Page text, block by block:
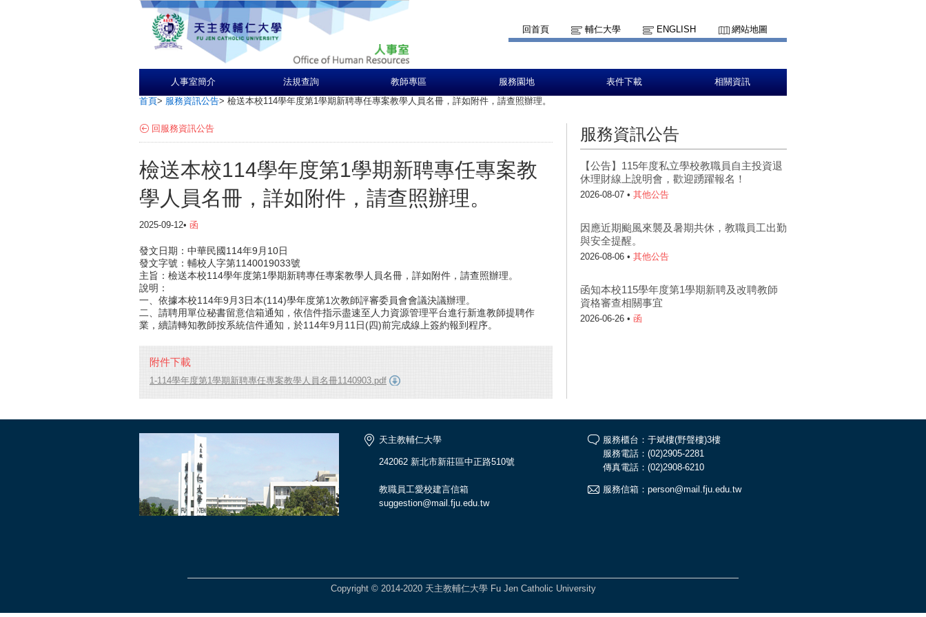
回首頁 輔仁大學 ENGLISH 網站地圖
人事室簡介 法規查詢 教師專區 服務園地 表件下載 相關資訊
首頁> 服務資訊公告> 檢送本校114學年度第1學期新聘專任專案教學人員名冊，詳如附件，請查照辦理。
回服務資訊公告
檢送本校114學年度第1學期新聘專任專案教
學人員名冊，詳如附件，請查照辦理。
2025-09-12• 函
發文日期：中華民國114年9月10日
發文字號：輔校人字第1140019033號
主旨：檢送本校114學年度第1學期新聘專任專案教學人員名冊，詳如附件，請查照辦理。
說明：
一、依據本校114年9月3日本(114)學年度第1次教師評審委員會會議決議辦理。
二、請聘用單位秘書留意信箱通知，依信件指示盡速至人力資源管理平台進行新進教師提聘作
業，續請轉知教師按系統信件通知，於114年9月11日(四)前完成線上簽約報到程序。
附件下載
1-114學年度第1學期新聘專任專案教學人員名冊1140903.pdf
服務資訊公告
【公告】115年度私立學校教職員自主投資退
休理財線上說明會，歡迎踴躍報名！
2026-08-07 • 其他公告
因應近期颱風來襲及暑期共休，教職員工出勤
與安全提醒。
2026-08-06 • 其他公告
函知本校115學年度第1學期新聘及改聘教師
資格審查相關事宜
2026-06-26 • 函
天主教輔仁大學
242062 新北市新莊區中正路510號
教職員工愛校建言信箱
suggestion@mail.fju.edu.tw
服務櫃台：于斌樓(野聲樓)3樓
服務電話：(02)2905-2281
傳真電話：(02)2908-6210
服務信箱：person@mail.fju.edu.tw
Copyright © 2014-2020 天主教輔仁大學 Fu Jen Catholic University